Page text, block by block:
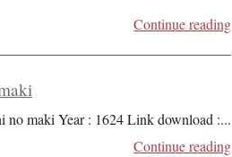
Continue reading
no maki Year : 1624 Link download :...
Continue reading